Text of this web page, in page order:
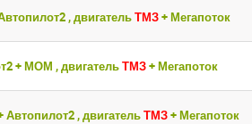
, двигательТМЗ+ Мегапоток
+ МОМ , двигательТМЗ+ Мегапоток
, двигательТМЗ+ Мегапоток
Укажите вашу
для регистрации
Укажите вашу
для регистрации